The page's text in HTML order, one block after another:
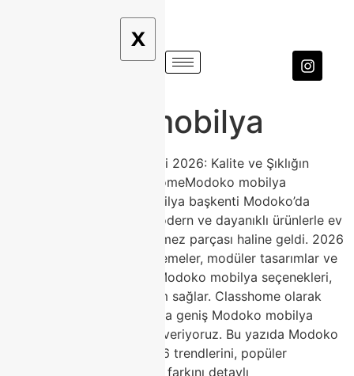
X
Modoko mobilya
Modoko Mobilya Modelleri 2026: Kalite ve Şıklığın
Buluşma Noktası | ClasshomeModoko mobilya
modelleri, Türkiye’nin mobilya başkenti Modoko’da
üretilen yüksek kaliteli, modern ve dayanıklı ürünlerle ev
dekorasyonunun vazgeçilmez parçası haline geldi. 2026
yılında sürdürülebilir malzemeler, modüler tasarımlar ve
doğal tonlarla öne çıkan Modoko mobilya seçenekleri,
her tarza ve bütçeye uyum sağlar. Classhome olarak
Modoko’daki mağazamızda geniş Modoko mobilya
koleksiyonumuzla hizmet veriyoruz. Bu yazıda Modoko
mobilya avantajlarını, 2026 trendlerini, popüler
kategorileri ve Classhome farkını detaylı